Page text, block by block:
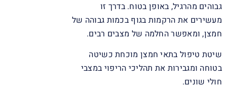
גבוהים מהרגיל, באופן בטוח. בדרך זו
מעשירים את הרקמות בגוף בכמות גבוהה של
חמצן, ומאפשר החלמה של מצבים רבים.
שיטת טיפול בתאי חמצן מוכחת כשיטה
בטוחה ומגבירות את תהליכי הריפוי במצבי
חולי שונים.